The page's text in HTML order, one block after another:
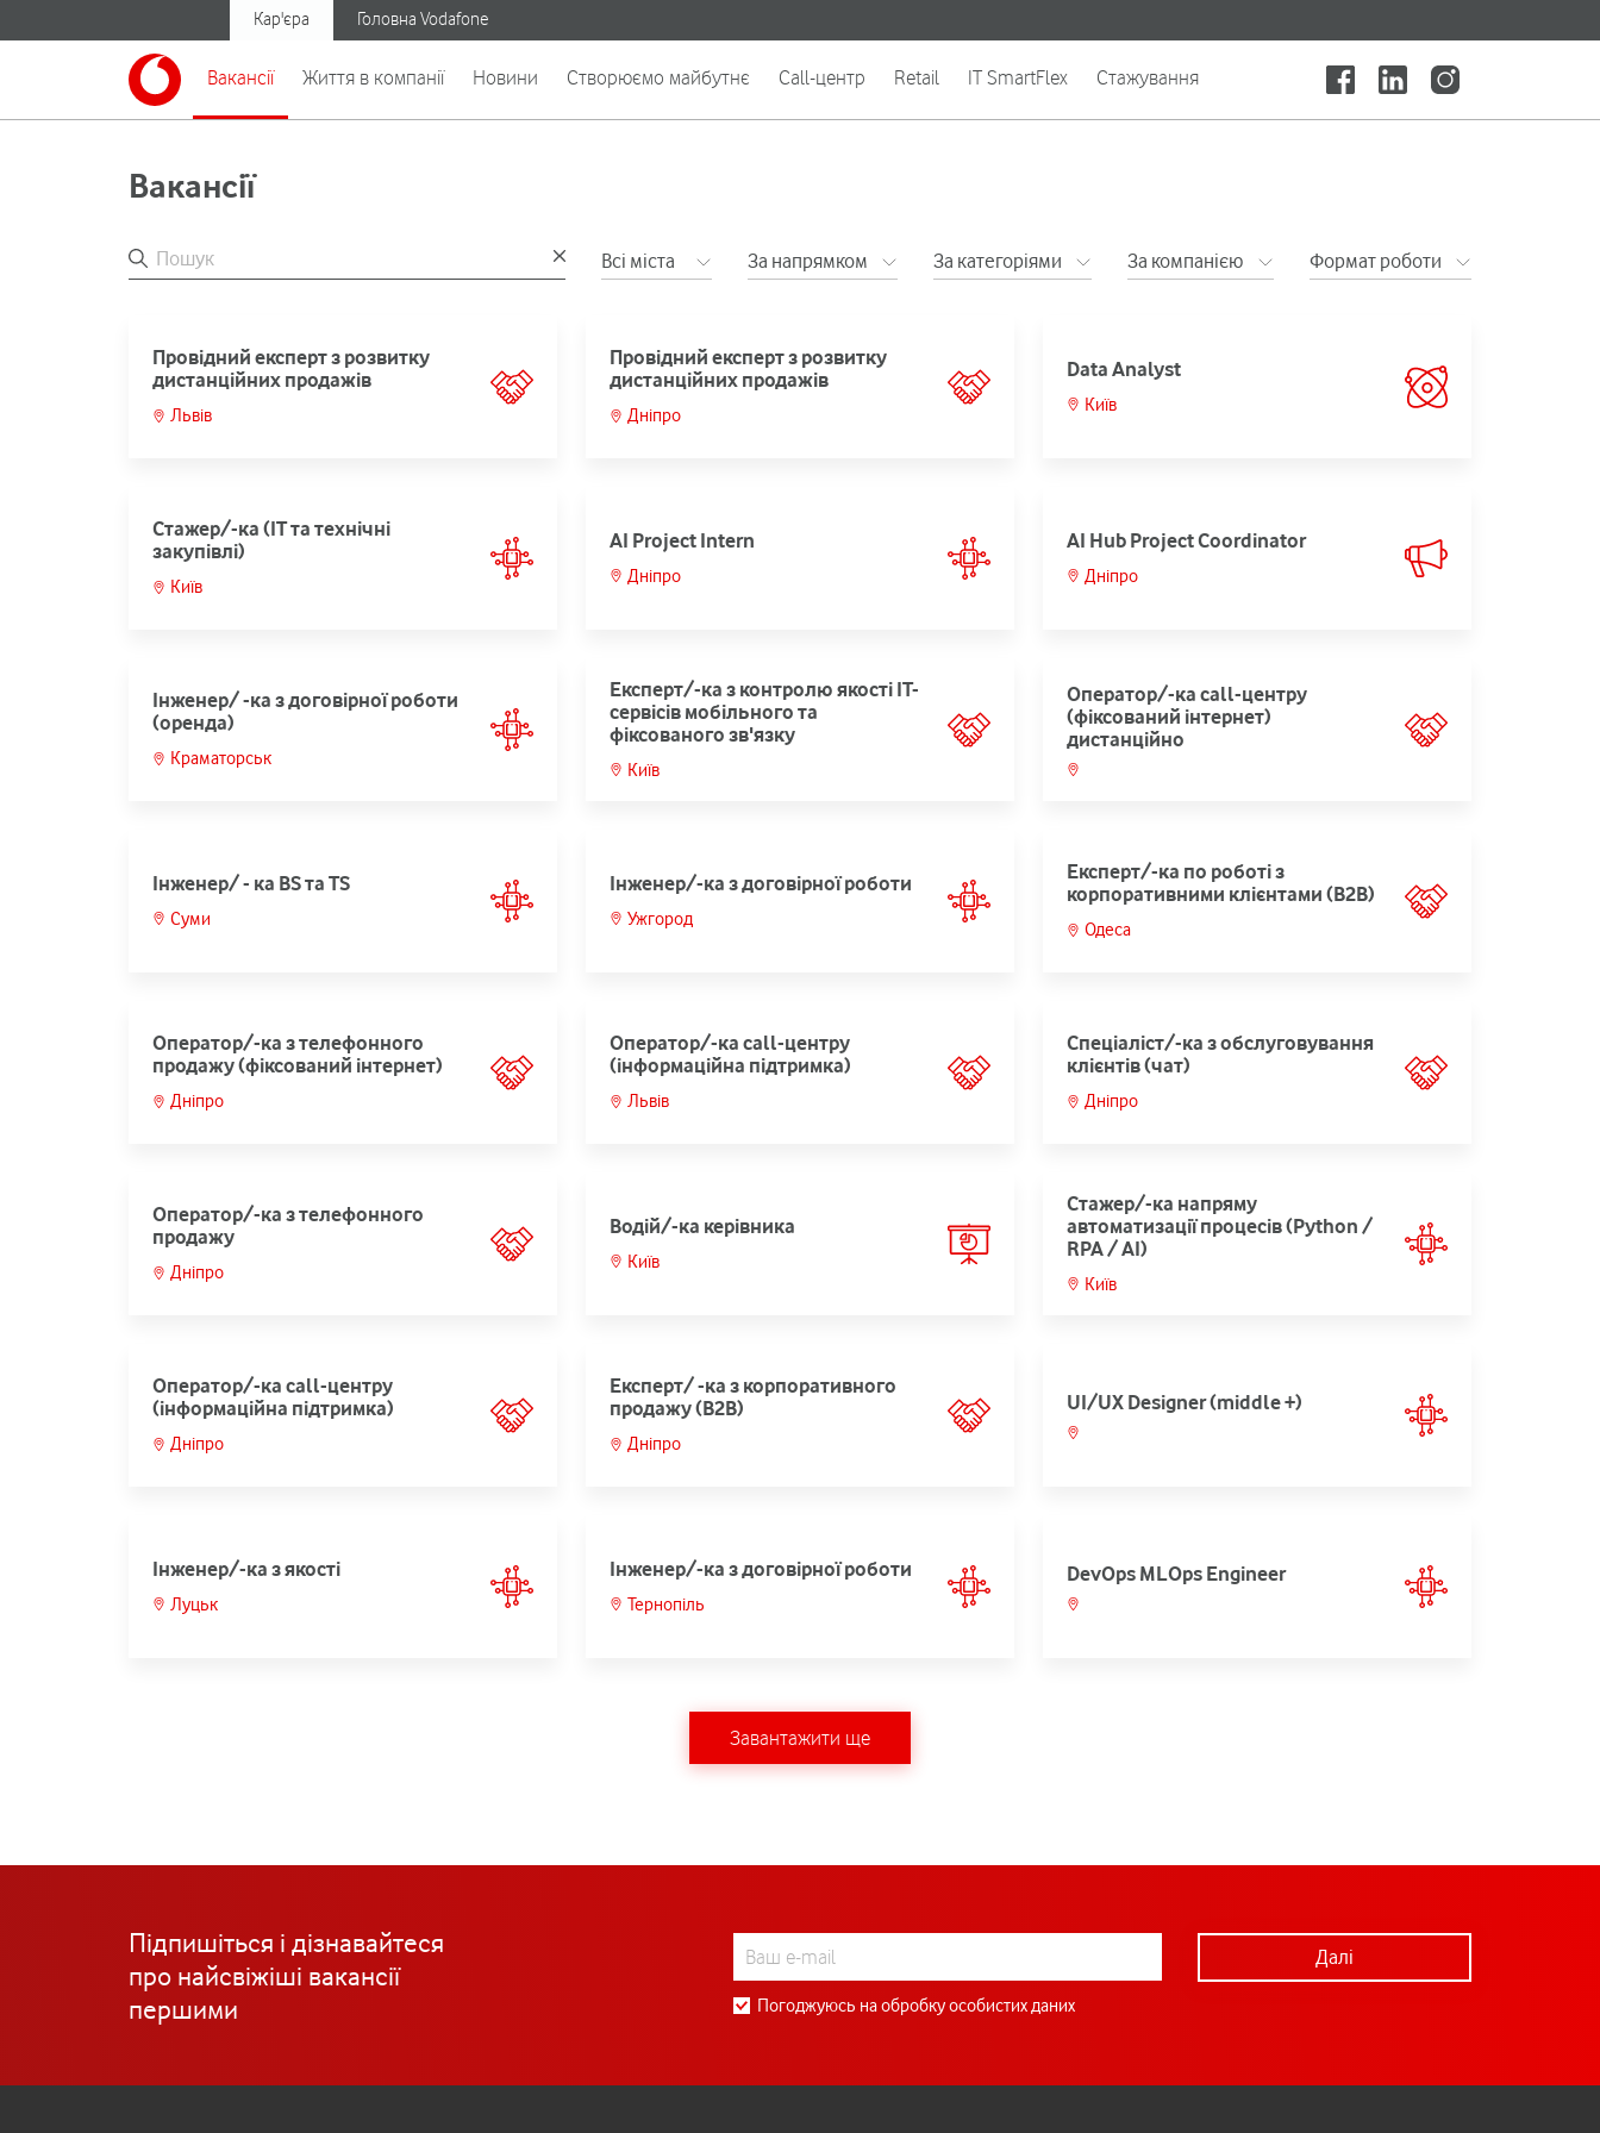
Кар'єра Головна Vodafone
Вакансії Життя в компанії Новини Створюємо майбутнє Call-центр Retail IT SmartFlex Стажування
Вакансії
Всі міста За напрямком За категоріями За компанією Формат роботи
Провідний експерт з розвитку
дистанційних продажів
Львів
Провідний експерт з розвитку
дистанційних продажів
Дніпро
Data Analyst
Київ
Cтажер/-ка (ІТ та технічні
закупівлі)
Київ
AI Project Intern
Дніпро
AI Hub Project Coordinator
Дніпро
Інженер/ -ка з договірної роботи
(оренда)
Краматорськ
Експерт/-ка з контролю якості ІТ-
сервісів мобільного та
фіксованого зв'язку
Київ
Оператор/-ка call-центру
(фіксований інтернет)
дистанційно
Інженер/ - ка BS та TS
Суми
Інженер/-ка з договірної роботи
Ужгород
Експерт/-ка по роботі з
корпоративними клієнтами (В2В)
Одеса
Оператор/-ка з телефонного
продажу (фіксований інтернет)
Дніпро
Оператор/-ка call-центру
(інформаційна підтримка)
Львів
Спеціаліст/-ка з обслуговування
клієнтів (чат)
Дніпро
Оператор/-ка з телефонного
продажу
Дніпро
Водій/-ка керівника
Київ
Стажер/-ка напряму
автоматизації процесів (Python /
RPA / AI)
Київ
Оператор/-ка call-центру
(інформаційна підтримка)
Дніпро
Експерт/ -ка з корпоративного
продажу (B2B)
Дніпро
UI/UX Designer (middle +)
Інженер/-ка з якості
Луцьк
Інженер/-ка з договірної роботи
Тернопіль
DevOps MLOps Engineer
Завантажити ще
Підпишіться і дізнавайтеся
про найсвіжіші вакансії
першими
Далі
Погоджуюсь на обробку особистих даних